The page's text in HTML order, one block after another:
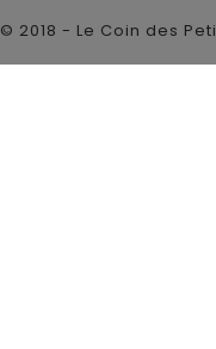
© 2018 - Le Coin des